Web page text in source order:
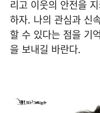
리고 이웃의 안전을
하자. 나의 관심과 신
할 수 있다는 점을 기
을 보내길 바란다.